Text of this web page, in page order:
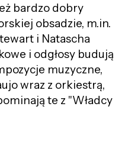
bardzo dobry
obsadzie, m.in.
i Natascha
i odgłosy budują
muzyczne,
wraz z orkiestrą,
te z "Władcy